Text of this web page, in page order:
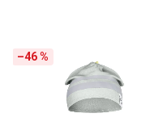
–46 %